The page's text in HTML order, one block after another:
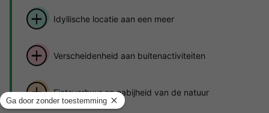
Idyllische locatie aan een meer
Verscheidenheid aan buitenactiviteiten
Fietsverhuur en nabijheid van de natuur